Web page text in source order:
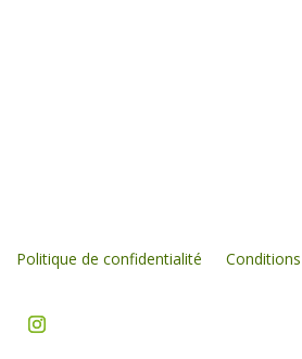
Politique de confidentialité